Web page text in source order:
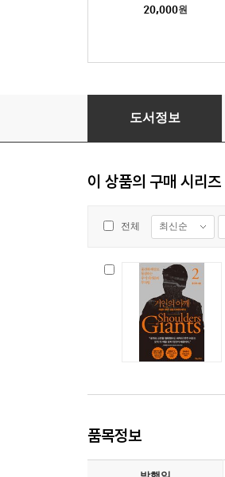
20,000원
거인의 어깨 2
도서정보
이 상품의 구매 시리즈
전체 최신순
품목정보